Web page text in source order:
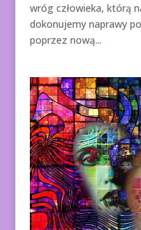
wróg człowieka, którą
dokonujemy naprawy
poprzez nową...